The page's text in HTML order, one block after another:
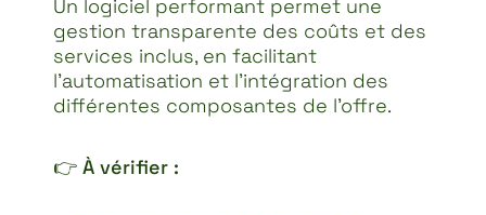
Un logiciel performant permet une
gestion transparente des coûts et des
services inclus, en facilitant
l’automatisation et l’intégration des
différentes composantes de l’offre.
👉 À vérifier :